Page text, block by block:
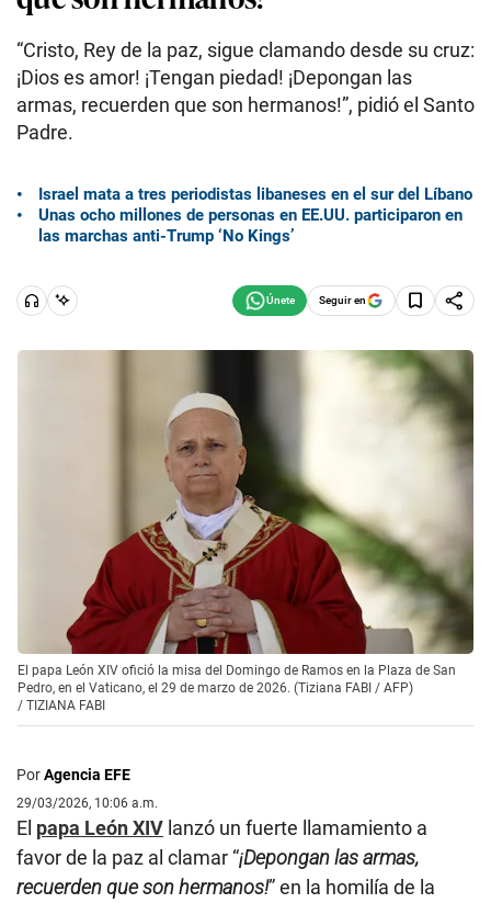
“Cristo, Rey de la paz, sigue clamando desde su cruz:
¡Dios es amor! ¡Tengan piedad! ¡Depongan las
armas, recuerden que son hermanos!”, pidió el Santo
Padre.
Israel mata a tres periodistas libaneses en el sur del Líbano
Unas ocho millones de personas en EE.UU. participaron en
las marchas anti-Trump ‘No Kings’
Seguir en
El papa León XIV ofició la misa del Domingo de Ramos en la Plaza de San
Pedro, en el Vaticano, el 29 de marzo de 2026. (Tiziana FABI / AFP)
/ TIZIANA FABI
PorAgencia EFE
29/03/2026, 10:06 a.m.
El papa León XIV lanzó un fuerte llamamiento a
favor de la paz al clamar “¡Depongan las armas,
recuerden que son hermanos!” en la homilía de la